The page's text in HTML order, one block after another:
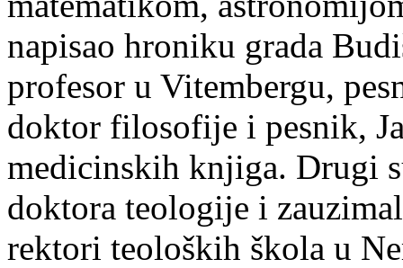
napisao hroniku grada
profesor u Vitembergu,
doktor filosofije i pesnik,
medicinskih knjiga. Drugi
doktora teologije i
rektori teoloških škola u